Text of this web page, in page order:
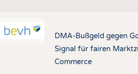
DMA-Bußgeld gegen
Signal für fairen
Commerce